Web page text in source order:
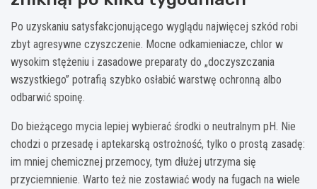
Po uzyskaniu satysfakcjonującego wyglądu najwięcej szkód robi
zbyt agresywne czyszczenie. Mocne odkamieniacze, chlor w
wysokim stężeniu i zasadowe preparaty do „doczyszczania
wszystkiego” potrafią szybko osłabić warstwę ochronną albo
odbarwić spoinę.
Do bieżącego mycia lepiej wybierać środki o neutralnym pH. Nie
chodzi o przesadę i aptekarską ostrożność, tylko o prostą zasadę:
im mniej chemicznej przemocy, tym dłużej utrzyma się
przyciemnienie. Warto też nie zostawiać wody na fugach na wiele